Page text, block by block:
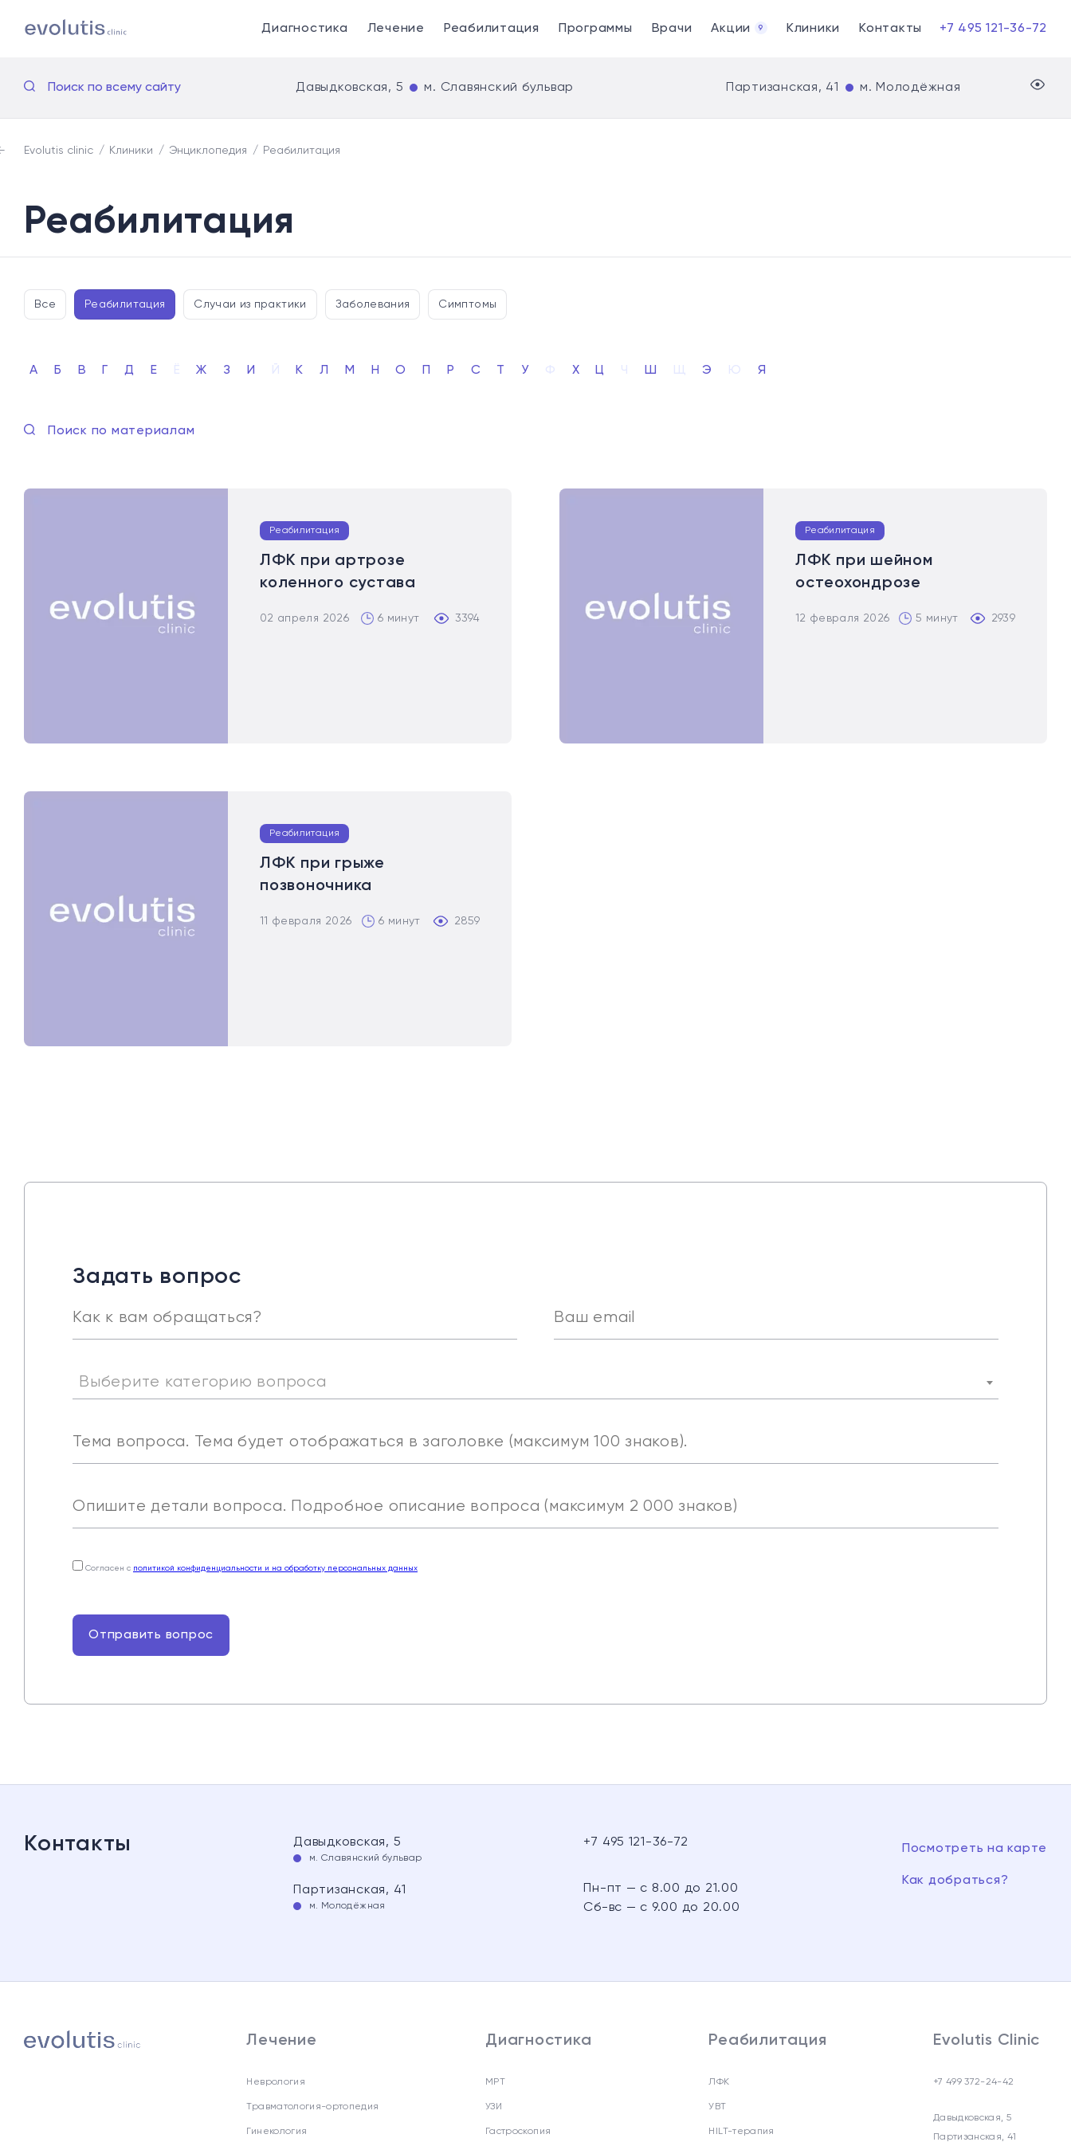
Диагностика Лечение Реабилитация Программы Врачи Акции 9 Клиники Контакты +7 495 121-36-72
Поиск по всему сайту Давыдковская, 5 м. Славянский бульвар Партизанская, 41 м. Молодёжная
Evolutis clinic Клиники Энциклопедия Реабилитация
Реабилитация
Все Реабилитация Случаи из практики Заболевания Симптомы
А Б В Г Д Е Ё Ж З И Й К Л М Н О П Р С Т У Ф Х Ц Ч Ш Щ Э Ю Я
Реабилитация
ЛФК при артрозе
коленного сустава
02 апреля 2026 6 минут 3394
Реабилитация
ЛФК при шейном
остеохондрозе
12 февраля 2026 5 минут 2939
Реабилитация
ЛФК при грыже
позвоночника
11 февраля 2026 6 минут 2859
Задать вопрос
Выберите категорию вопроса
Согласен с политикой конфиденциальности и на обработку персональных данных
Отправить вопрос
Контакты Давыдковская, 5
м. Славянский бульвар
Партизанская, 41
м. Молодёжная
+7 495 121-36-72
Пн-пт — с 8.00 до 21.00
Сб-вс — с 9.00 до 20.00
Посмотреть на карте
Как добраться?
Лечение
Неврология
Травматология-ортопедия
Гинекология
Диагностика
МРТ
УЗИ
Гастроскопия
Реабилитация
ЛФК
УВТ
HILT-терапия
Evolutis Clinic
+7 499 372-24-42
Давыдковская, 5
Партизанская, 41